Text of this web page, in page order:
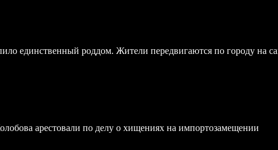
единственный роддом. Жители передвигаются по городу на
арестовали по делу о хищениях на импортозамещении